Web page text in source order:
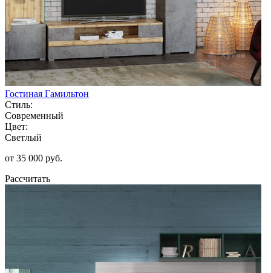
Гостиная Гамильтон
Стиль:
Современный
Цвет:
Светлый
от 35 000 руб.
Рассчитать